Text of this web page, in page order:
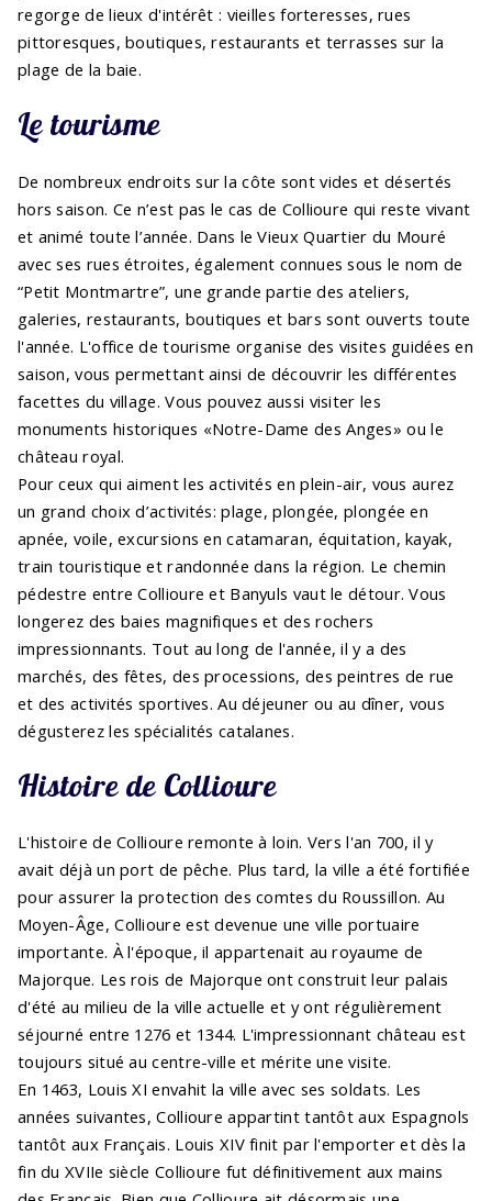
regorge de lieux d'intérêt : vieilles forteresses, rues
pittoresques, boutiques, restaurants et terrasses sur la
plage de la baie.
Le tourisme
De nombreux endroits sur la côte sont vides et désertés
hors saison. Ce n’est pas le cas de Collioure qui reste vivant
et animé toute l’année. Dans le Vieux Quartier du Mouré
avec ses rues étroites, également connues sous le nom de
“Petit Montmartre”, une grande partie des ateliers,
galeries, restaurants, boutiques et bars sont ouverts toute
l'année. L'office de tourisme organise des visites guidées en
saison, vous permettant ainsi de découvrir les différentes
facettes du village. Vous pouvez aussi visiter les
monuments historiques «Notre-Dame des Anges» ou le
château royal.
Pour ceux qui aiment les activités en plein-air, vous aurez
un grand choix d’activités: plage, plongée, plongée en
apnée, voile, excursions en catamaran, équitation, kayak,
train touristique et randonnée dans la région. Le chemin
pédestre entre Collioure et Banyuls vaut le détour. Vous
longerez des baies magnifiques et des rochers
impressionnants. Tout au long de l'année, il y a des
marchés, des fêtes, des processions, des peintres de rue
et des activités sportives. Au déjeuner ou au dîner, vous
dégusterez les spécialités catalanes.
Histoire de Collioure
L'histoire de Collioure remonte à loin. Vers l'an 700, il y
avait déjà un port de pêche. Plus tard, la ville a été fortifiée
pour assurer la protection des comtes du Roussillon. Au
Moyen-Âge, Collioure est devenue une ville portuaire
importante. À l'époque, il appartenait au royaume de
Majorque. Les rois de Majorque ont construit leur palais
d'été au milieu de la ville actuelle et y ont régulièrement
séjourné entre 1276 et 1344. L'impressionnant château est
toujours situé au centre-ville et mérite une visite.
En 1463, Louis XI envahit la ville avec ses soldats. Les
années suivantes, Collioure appartint tantôt aux Espagnols
tantôt aux Français. Louis XIV finit par l'emporter et dès la
fin du XVIIe siècle Collioure fut définitivement aux mains